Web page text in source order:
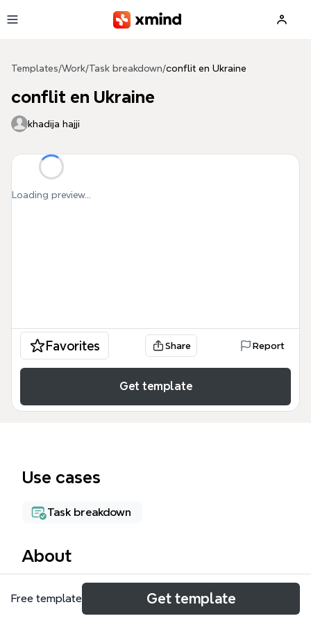
Templates/Work/Task breakdown/conflit en Ukraine
conflit en Ukraine
khadija hajji
Loading preview...
Favorites Share Report
Get template
Use cases
Task breakdown
About
Ce modèle de carte mentale Conflit en Ukraine est
un outil stratégique conçu pour les responsables de
Free template Get template